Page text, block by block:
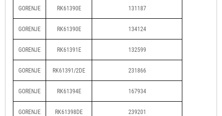
GORENJE RK61390E 131187
GORENJE RK61390E 134124
GORENJE RK61391E 132599
GORENJE RK61391/2DE 231866
GORENJE RK61394E 167934
GORENJE RK61398DE 239201